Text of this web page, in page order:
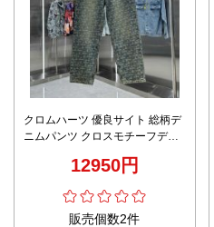
クロムハーツ 優良サイト 総柄デ
ニムパンツ クロスモチーフデザ
12950円
販売個数2件